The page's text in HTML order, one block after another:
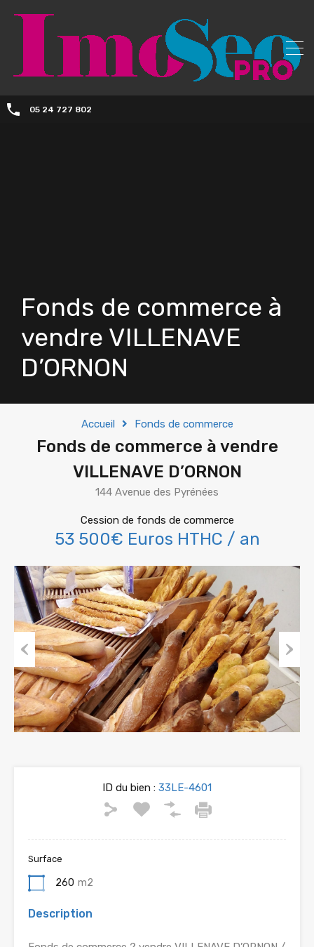
05 24 727 802
Fonds de commerce à
vendre VILLENAVE
D’ORNON
Accueil Fonds de commerce
Fonds de commerce à vendre
VILLENAVE D’ORNON
144 Avenue des Pyrénées
Cession de fonds de commerce
53 500€ Euros HTHC / an
Previous Next
ID du bien : 33LE-4601
Surface
260 m2
Description